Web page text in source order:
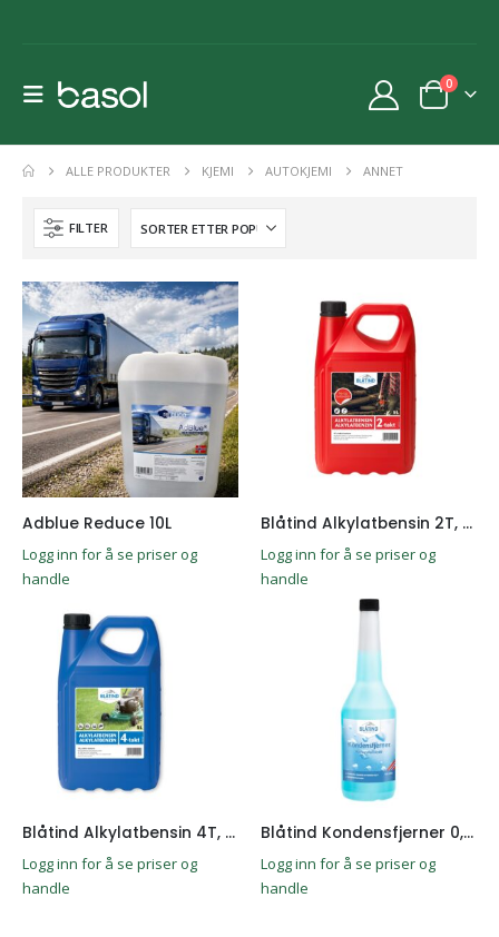
0
ALLE PRODUKTER KJEMI AUTOKJEMI ANNET
FILTER
Adblue Reduce 10L
Logg inn for å se priser og
handle
Blåtind Alkylatbensin 2T, 5L
Logg inn for å se priser og
handle
Blåtind Alkylatbensin 4T, 5L
Logg inn for å se priser og
handle
Blåtind Kondensfjerner 0,5L
Logg inn for å se priser og
handle